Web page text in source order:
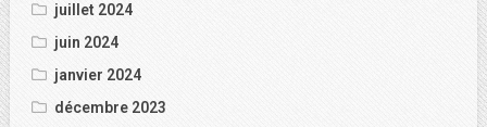
juillet 2024
juin 2024
janvier 2024
décembre 2023